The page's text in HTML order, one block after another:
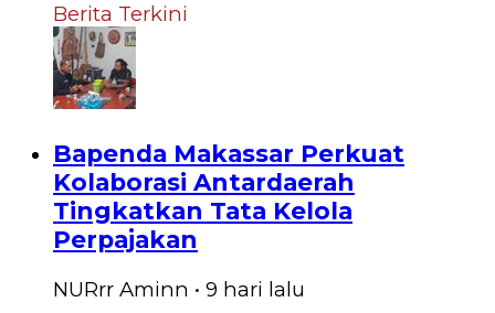
Berita Terkini
Bapenda Makassar Perkuat
Kolaborasi Antardaerah
Tingkatkan Tata Kelola
Perpajakan
NURrr Aminn • 9 hari lalu